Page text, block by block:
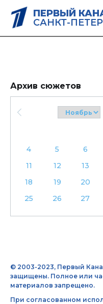
ПЕРВЫЙ
САНКТ-
Архив сюжетов
4
5 6
11
12 13
18
19 20
25
26 27
© 2003-2023, Первый
защищены. Полное или
материалов запрещено.
При согласованном